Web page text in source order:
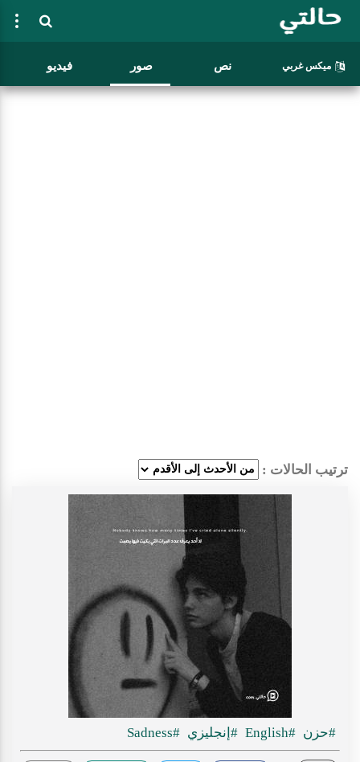
ميكس غربي نص صور فيديو
ترتيب الحالات :
#حزن #English #إنجليزي #Sadness